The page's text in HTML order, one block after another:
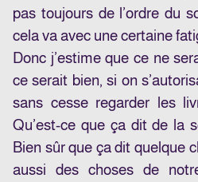
pas toujours de l’ordre du
cela va avec une certaine
Donc j’estime que ce ne
ce serait bien, si on
sans cesse regarder les
Qu’est-ce que ça dit de la
Bien sûr que ça dit quelque
aussi des choses de